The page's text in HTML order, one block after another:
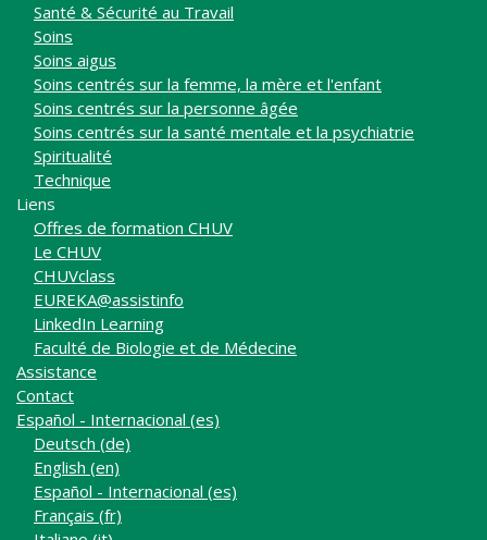
Santé & Sécurité au Travail
Soins
Soins aigus
Soins centrés sur la femme, la mère et l'enfant
Soins centrés sur la personne âgée
Soins centrés sur la santé mentale et la psychiatrie
Spiritualité
Technique
Liens
Offres de formation CHUV
Le CHUV
CHUVclass
EUREKA@assistinfo
LinkedIn Learning
Faculté de Biologie et de Médecine
Assistance
Contact
Español - Internacional ‎(es)‎
Deutsch ‎(de)‎
English ‎(en)‎
Español - Internacional ‎(es)‎
Français ‎(fr)‎